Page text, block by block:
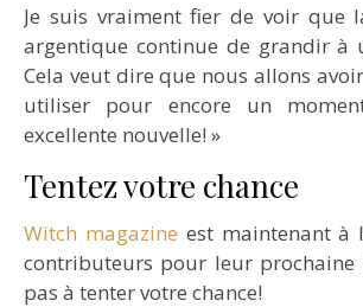
Je suis vraiment fier de voir que
argentique continue de grandir à
Cela veut dire que nous allons
utiliser pour encore un
excellente nouvelle! »
Tentez votre chance
Witch magazine est maintenant à
contributeurs pour leur prochaine
pas à tenter votre chance!